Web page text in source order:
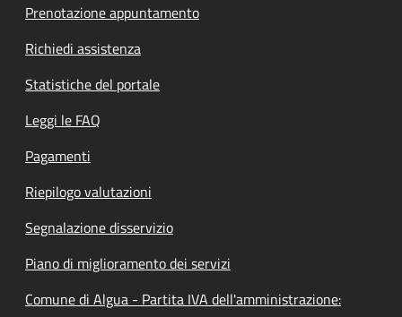
Prenotazione appuntamento
Richiedi assistenza
Statistiche del portale
Leggi le FAQ
Pagamenti
Riepilogo valutazioni
Segnalazione disservizio
Piano di miglioramento dei servizi
Comune di Algua - Partita IVA dell'amministrazione: